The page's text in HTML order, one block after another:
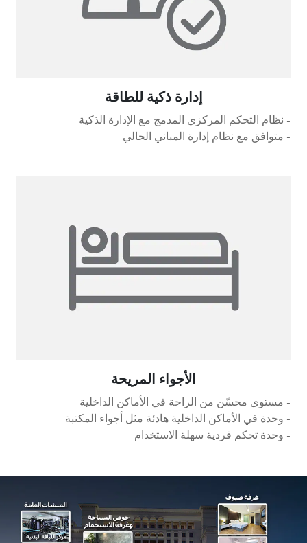
إدارة ذكية للطاقة
- نظام التحكم المركزي المدمج مع الإدارة الذكية
- متوافق مع نظام إدارة المباني الحالي
الأجواء المريحة
- مستوى محسّن من الراحة في الأماكن الداخلية
- وحدة في الأماكن الداخلية هادئة مثل أجواء المكتبة
- وحدة تحكم فردية سهلة الاستخدام